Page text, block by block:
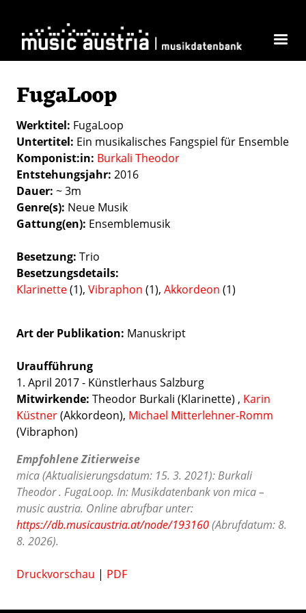
FugaLoop
Werktitel FugaLoop
Untertitel Ein musikalisches Fangspiel für Ensemble
Komponist:in Burkali Theodor
Entstehungsjahr 2016
Dauer ~ 3m
Genre(s) Neue Musik
Gattung(en) Ensemblemusik
Besetzung Trio
Besetzungsdetails
Klarinette(1), Vibraphon (1), Akkordeon (1)
Art der Publikation Manuskript
Uraufführung
1. April 2017 - Künstlerhaus Salzburg
Mitwirkende: Theodor Burkali (Klarinette) , Karin
Küstner(Akkordeon), Michael Mitterlehner-Romm
(Vibraphon)
Empfohlene Zitierweise
mica (Aktualisierungsdatum: 15. 3. 2021): Burkali
Theodor . FugaLoop. In: Musikdatenbank von mica –
music austria. Online abrufbar unter:
https://db.musicaustria.at/node/193160(Abrufdatum: 8.
8. 2026).
Druckvorschau | PDF